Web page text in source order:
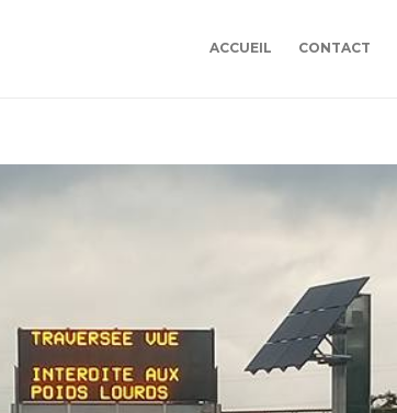
ACCUEIL CONTACT